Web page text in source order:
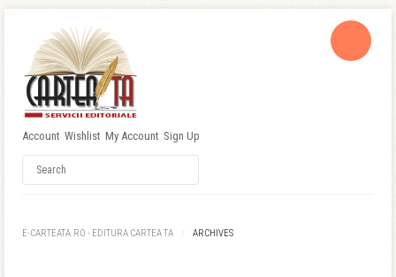
Account Wishlist My Account Sign Up
E-CARTEATA.RO - EDITURA CARTEA TA ARCHIVES